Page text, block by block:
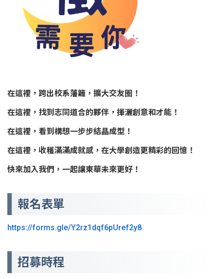
校園地圖
常用連結
在這裡，跨出校系藩籬，擴大交友圈！
在這裡，找到志同道合的夥伴，揮灑創意和才能！
在這裡，看到構想一步步結晶成型！
在這裡，收穫滿滿成就感，在大學創造更精彩的回憶！
快來加入我們，一起讓東華未來更好！
報名表單
https://forms.gle/Y2rz1dqf6pUref2y8
招募時程